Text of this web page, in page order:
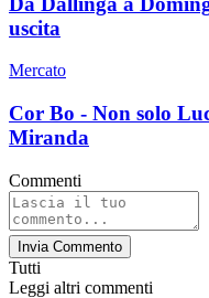
uscita
Mercato
Cor Bo - Non solo
Miranda
Commenti
Invia Commento
Tutti
Leggi altri commenti